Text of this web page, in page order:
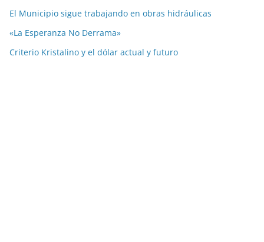
El Municipio sigue trabajando en obras hidráulicas
«La Esperanza No Derrama»
Criterio Kristalino y el dólar actual y futuro